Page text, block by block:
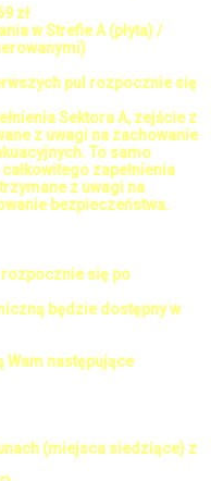
zł
w Strefie A (płyta) /
pul rozpocznie się
Sektora A, zejście z
z uwagi na zachowanie
To samo
zapełnienia
z uwagi na
bezpieczeństwa.
rozpocznie się po
będzie dostępny w
Wam następujące
(miejsca siedziące) z